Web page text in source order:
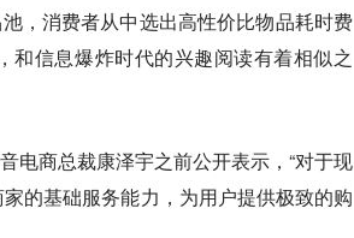
，消费者从中选出高性价比物品耗时费
和信息爆炸时代的兴趣阅读有着相似之
电商总裁康泽宇之前公开表示，“对于现
的基础服务能力，为用户提供极致的购